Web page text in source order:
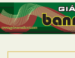
TRANG NHẤT
GIỚI THIỆU